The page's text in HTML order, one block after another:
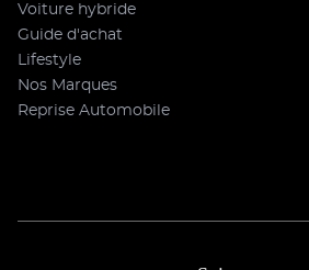
Voiture hybride
Guide d'achat
Lifestyle
Nos Marques
Reprise Automobile